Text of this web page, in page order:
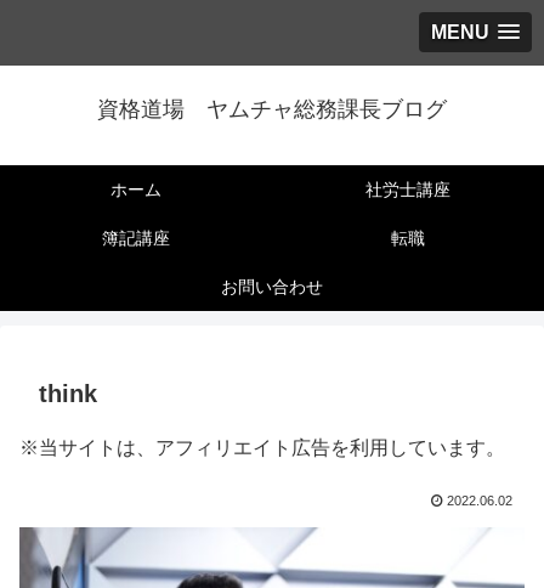
MENU
資格道場 ヤムチャ総務課長ブログ
ホーム 社労士講座
簿記講座 転職
お問い合わせ
think
※当サイトは、アフィリエイト広告を利用しています。
2022.06.02